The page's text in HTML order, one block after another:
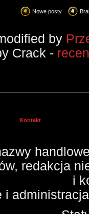
Nowe posty
by
Crack -
Kontakt
redakcja
i
i